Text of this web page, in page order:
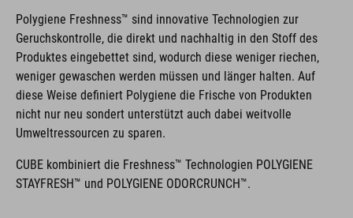
Polygiene Freshness™ sind innovative Technologien zur
Geruchskontrolle, die direkt und nachhaltig in den Stoff des
Produktes eingebettet sind, wodurch diese weniger riechen,
weniger gewaschen werden müssen und länger halten. Auf
diese Weise definiert Polygiene die Frische von Produkten
nicht nur neu sondert unterstützt auch dabei weitvolle
Umweltressourcen zu sparen.
CUBE kombiniert die Freshness™ Technologien POLYGIENE
STAYFRESH™ und POLYGIENE ODORCRUNCH™.